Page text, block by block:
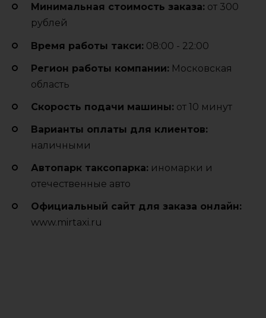
Минимальная стоимость заказа: от 300
рублей
Время работы такси: 08:00 - 22:00
Регион работы компании: Московская
область
Cкорость подачи машины: от 10 минут
Варианты оплаты для клиентов:
наличными
Автопарк таксопарка: иномарки и
отечественные авто
Официальный сайт для заказа онлайн:
www.mirtaxi.ru